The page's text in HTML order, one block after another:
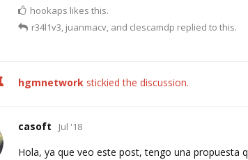
hookaps likes this.
r34l1v3, juanmacv, and clescamdp replied to this.
hgmnetwork stickied the discussion.
casoft Jul '18
Hola, ya que veo este post, tengo una propuesta